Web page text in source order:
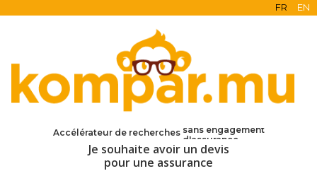
FR EN
Accélérateur de recherches en ligne
gratuit
sans engagement
Je souhaite avoir un devis
pour une assurance